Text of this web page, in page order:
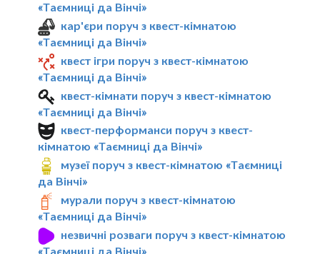
«Таємниці да Вінчі»
кар'єри поруч з квест-кімнатою
«Таємниці да Вінчі»
квест ігри поруч з квест-кімнатою
«Таємниці да Вінчі»
квест-кімнати поруч з квест-кімнатою
«Таємниці да Вінчі»
квест-перформанси поруч з квест-
кімнатою «Таємниці да Вінчі»
музеї поруч з квест-кімнатою «Таємниці
да Вінчі»
мурали поруч з квест-кімнатою
«Таємниці да Вінчі»
незвичні розваги поруч з квест-кімнатою
«Таємниці да Вінчі»